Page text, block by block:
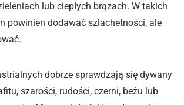
lub ciepłych brązach. W takich
powinien dodawać szlachetności, ale
dobrze sprawdzają się dywany
szarości, rudości, czerni, beżu lub